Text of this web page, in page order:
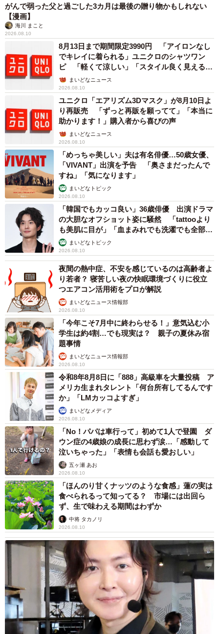
がんで弱った父と過ごした3カ月は最後の贈り物かもしれない
【漫画】
海川 まこと
2026.08.10
8月13日まで期間限定3990円 「アイロンなし
でキレイに着られる」ユニクロのシャツワン
ピ 「軽くて涼しい」「スタイル良く見える」
の声まいどなニュース
2026.08.10
ユニクロ「エアリズム3Dマスク」が8月10日よ
り再販売 「ずっと再販を願ってて」「本当に
助かります！」購入者から喜びの声
まいどなニュース
2026.08.10
「めっちゃ美しい」夫は有名俳優…50歳女優、
「VIVANT」出演を予告 「奥さまだったんで
すね」「気になります」
まいどなトピック
2026.08.10
「韓国でもカッコ良い」36歳俳優 出演ドラマ
の大胆なオフショット姿に騒然 「tattooより
も美肌に目が」「血まみれでも洗濯でも全部か
っこいい」
まいどなトピック
2026.08.10
夜間の熱中症、不安を感じているのは高齢者よ
り若者？ 寝苦しい夜の快眠環境づくりに役立
つエアコン活用術をプロが解説
まいどなニュース情報部
2026.08.10
「今年こそ7月中に終わらせる！」意気込む小
学生は約4割…でも現実は？ 親子の夏休み宿
題事情
まいどなニュース情報部
2026.08.10
令和8年8月8日に「888」高級車を大量投稿 ア
メリカ生まれタレント「何台所有してるんです
か」「LMカッコよすぎ」
まいどなメディア
2026.08.10
「No！パパは車行って」初めて1人で登園 ダ
ウン症の4歳娘の成長に思わず涙…「感動して
泣いちゃった」「表情も会話も愛おしい」
五ヶ瀬 あお
2026.08.10
「ほんのり甘くナッツのような食感」蓮の実は
食べられるって知ってる？ 市場には出回ら
ず、生で味わえる期間はわずか
中将 タカノリ
2026.08.10